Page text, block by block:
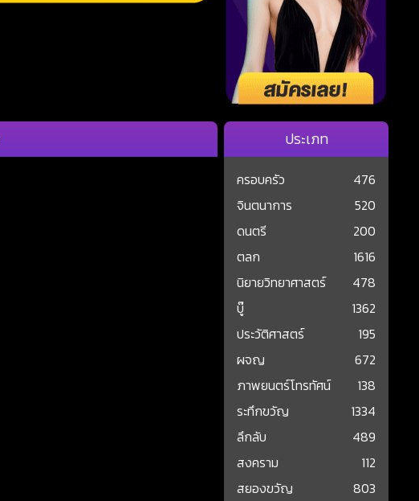
ประเภท
ครอบครัว
476
จินตนาการ
520
ดนตรี
200
ตลก
1616
นิยายวิทยาศาสตร์
478
บู๊
1362
ประวัติศาสตร์
195
ผจญ
672
ภาพยนตร์โทรทัศน์
138
ระทึกขวัญ
1334
ลึกลับ
489
สงคราม
112
สยองขวัญ
803